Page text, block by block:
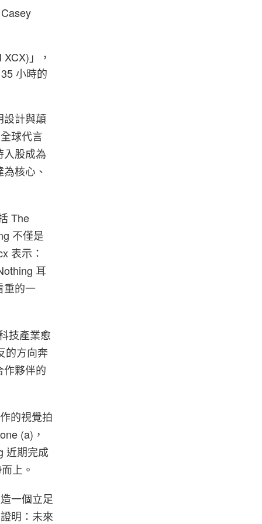
」，
小時的
設計與顛
球代言
股成為
核心、
The
不僅是
表示：
耳
重的一
技產業愈
的方向奔
作夥伴的
的視覺拍
(a)，
近期完成
上。
一個立足
明：未來